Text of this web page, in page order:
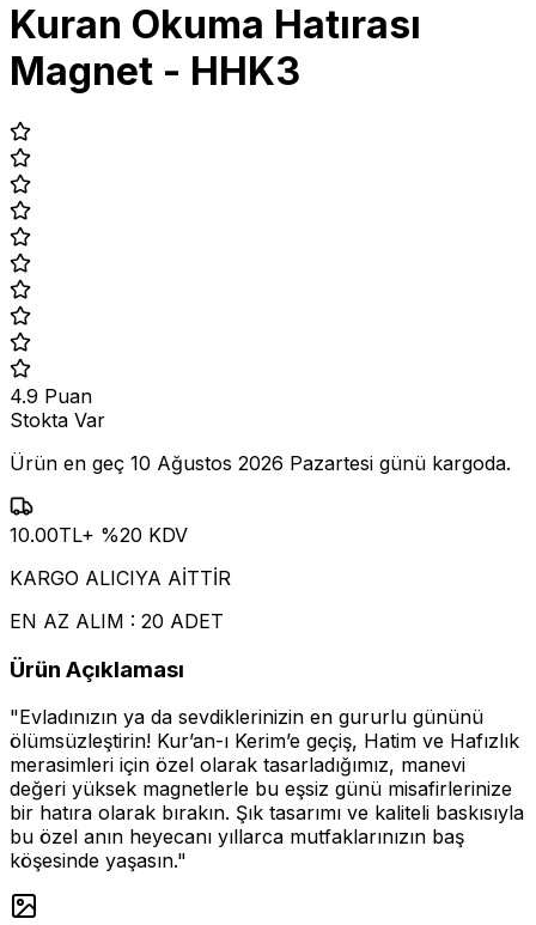
Kuran Okuma Hatırası
Magnet - HHK3
4.9 Puan
Stokta Var
Ürün en geç 10 Ağustos 2026 Pazartesi günü kargoda.
10.00TL+ %20 KDV
KARGO ALICIYA AİTTİR
EN AZ ALIM : 20 ADET
Ürün Açıklaması
"Evladınızın ya da sevdiklerinizin en gururlu gününü
ölümsüzleştirin! Kur’an-ı Kerim’e geçiş, Hatim ve Hafızlık
merasimleri için özel olarak tasarladığımız, manevi
değeri yüksek magnetlerle bu eşsiz günü misafirlerinize
bir hatıra olarak bırakın. Şık tasarımı ve kaliteli baskısıyla
bu özel anın heyecanı yıllarca mutfaklarınızın baş
köşesinde yaşasın."